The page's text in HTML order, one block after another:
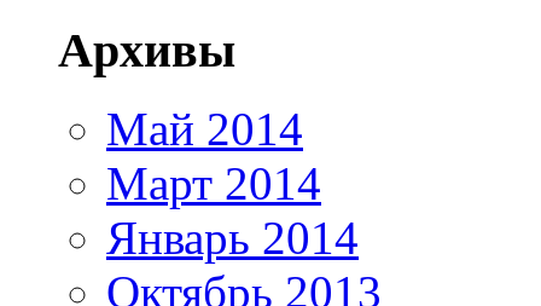
Архивы
Май 2014
Март 2014
Январь 2014
Октябрь 2013